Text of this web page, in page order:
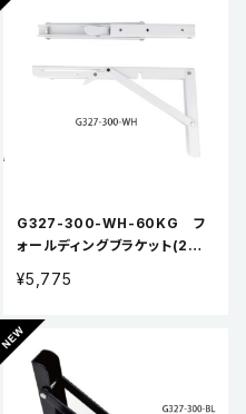
G327-300-WH-60KG フ
ォールディングブラケット(2本
¥5,775